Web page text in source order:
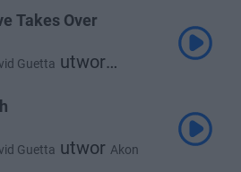
Takes Over
Guetta utwor
Guetta utwor Akon